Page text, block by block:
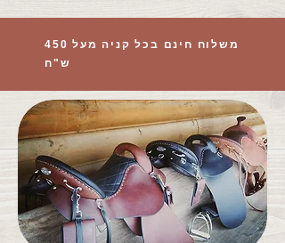
משלוח חינם בכל קניה מעל 450
ש"ח